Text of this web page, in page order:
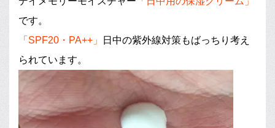
です。
「SPF20・PA++」
日中の紫外線対策もばっちり考え
られています。